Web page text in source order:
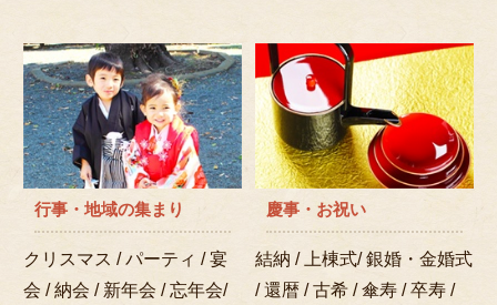
行事・地域の集まり
クリスマス / パーティ / 宴
会 / 納会 / 新年会 / 忘年会/
慶事・お祝い
結納 / 上棟式/ 銀婚・金婚式
/ 還暦 / 古希 / 傘寿 / 卒寿 /